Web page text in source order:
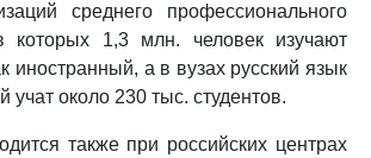
среднего профессионального
которых 1,3 млн. человек изучают
иностранный, а в вузах русский язык
учат около 230 тыс. студентов.
также при российских центрах